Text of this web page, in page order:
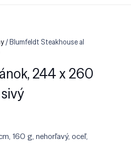
/ Blumfeldt Steakhouse al
244 x 260
160 g, nehorľavý, oceľ,